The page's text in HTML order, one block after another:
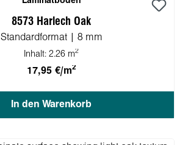
8573 Harlech Oak
Standardformat | 8 mm
Inhalt: 2.26 m2
17,95 €/m2
In den Warenkorb